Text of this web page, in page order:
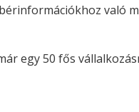
való
egy 50 fős